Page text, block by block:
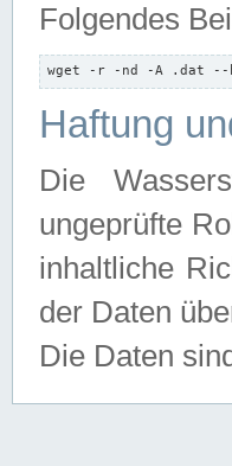
Folgendes
wget -r -nd -A .dat --
Haftung
Die
ungeprüfte
inhaltliche
der Daten
Die Daten